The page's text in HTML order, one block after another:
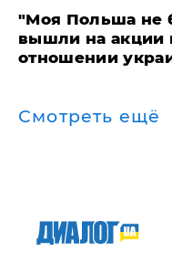
"Моя Польша не
вышли на акции
отношении
Смотреть ещё